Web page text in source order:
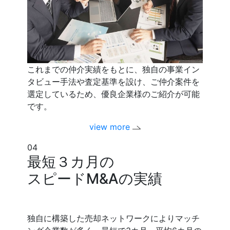
これまでの仲介実績をもとに、独自の事業イン
タビュー手法や査定基準を設け、ご仲介案件を
選定しているため、優良企業様のご紹介が可能
です。
view more
04
最短３カ月の
スピードM&Aの実績
独自に構築した売却ネットワークによりマッチ